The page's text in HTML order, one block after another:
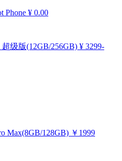
Phone ¥ 0.00
超级版(12GB/256GB) ¥ 3299-
Max(8GB/128GB) ￥1999